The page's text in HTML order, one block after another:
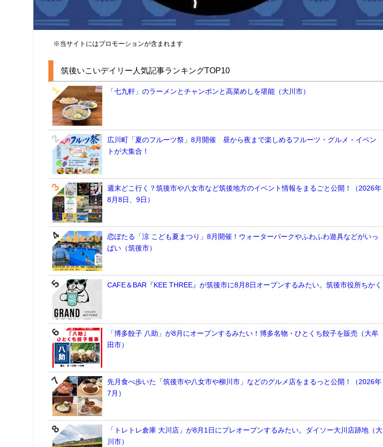
※当サイトにはプロモーションが含まれます
筑後いこいデイリー人気記事ランキングTOP10
「七九軒」のラーメンとチャンポンと高菜めしを堪能（大川市）
広川町「夏のフルーツ祭」8月開催 昼から夜まで楽しめるフルーツ・グルメ・イベン
トが大集合！
週末どこ行く？筑後市や八女市など筑後地方のイベント情報をまるごと公開！（2026年
8月8日、9日）
恋ぼたる「涼 こども夏まつり」8月開催！ウォーターパークやふわふわ遊具などがいっ
ぱい（筑後市）
CAFE＆BAR『KEE THREE』が筑後市に8月8日オープンするみたい。筑後市役所ちかく
「博多餃子 八助」が8月にオープンするみたい！博多名物・ひとくち餃子を販売（大牟
田市）
先月食べ歩いた「筑後市や八女市や柳川市」などのグルメ店をまるっと公開！（2026年
7月）
「トレトレ倉庫 大川店」が8月1日にプレオープンするみたい。ダイソー大川店跡地（大
川市）